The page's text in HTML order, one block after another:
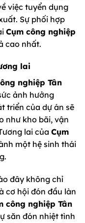
việc tuyển dụng
Sự phối hợp
Cụm công nghiệp
cao nhất.
lai
nghiệp Tân
ảnh hưởng
triển của dự án sẽ
như kho bãi, vận
lai của Cụm
một hệ sinh thái
đây không chỉ
cơ hội đón đầu làn
công nghiệp Tân
săn đón nhiệt tình